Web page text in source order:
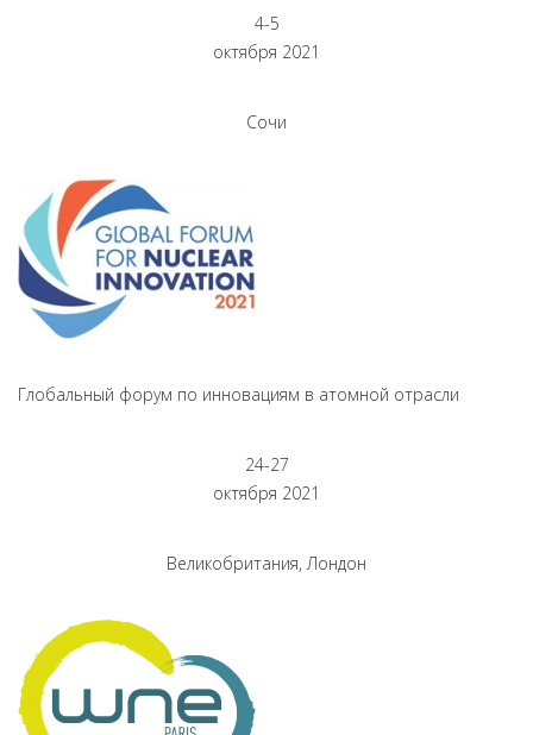
4-5
октября 2021
Сочи
Глобальный форум по инновациям в атомной отрасли
24-27
октября 2021
Великобритания, Лондон